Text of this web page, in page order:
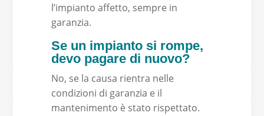
l’impianto affetto, sempre in
garanzia.
Se un impianto si rompe,
devo pagare di nuovo?
No, se la causa rientra nelle
condizioni di garanzia e il
mantenimento è stato rispettato.